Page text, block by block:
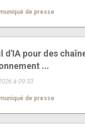
de presse
d'IA pour des
...
à 09:33
de presse